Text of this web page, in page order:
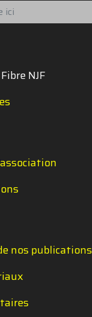
NJF
nos publications